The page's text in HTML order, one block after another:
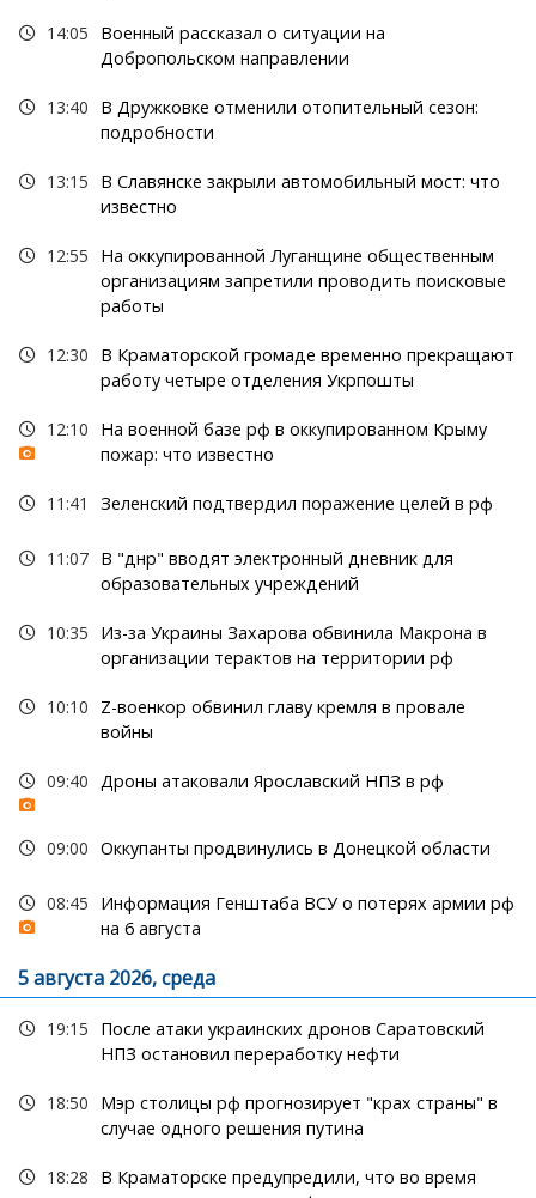
14:05
Военный рассказал о ситуации на
Добропольском направлении
13:40
В Дружковке отменили отопительный сезон:
подробности
13:15
В Славянске закрыли автомобильный мост: что
известно
12:55
На оккупированной Луганщине общественным
организациям запретили проводить поисковые
работы
12:30
В Краматорской громаде временно прекращают
работу четыре отделения Укрпошты
12:10
На военной базе рф в оккупированном Крыму
пожар: что известно
11:41 Зеленский подтвердил поражение целей в рф
11:07 В "днр" вводят электронный дневник для
образовательных учреждений
10:35
Из-за Украины Захарова обвинила Макрона в
организации терактов на территории рф
10:10
Z-военкор обвинил главу кремля в провале
войны
09:40 Дроны атаковали Ярославский НПЗ в рф
09:00 Оккупанты продвинулись в Донецкой области
08:45
Информация Генштаба ВСУ о потерях армии рф
на 6 августа
5 августа 2026, среда
19:15
После атаки украинских дронов Саратовский
НПЗ остановил переработку нефти
18:50
Мэр столицы рф прогнозирует "крах страны" в
случае одного решения путина
18:28
В Краматорске предупредили, что во время